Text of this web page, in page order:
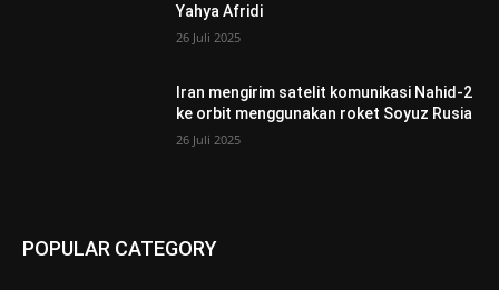
Yahya Afridi
26 Juli 2025
Iran mengirim satelit komunikasi Nahid-2
ke orbit menggunakan roket Soyuz Rusia
26 Juli 2025
POPULAR CATEGORY